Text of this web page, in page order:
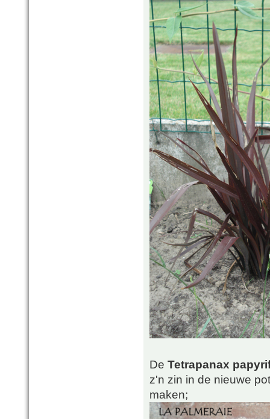
De Tetrapanax
z'n zin in de nieuwe
maken;